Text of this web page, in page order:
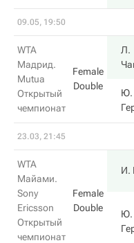
09.05, 19:50
WTA
Мадрид.
Mutua
Открытый
чемпионат
Female
Double
Л.
Ю.
23.03, 21:45
WTA
Майами.
Sony
Ericsson
Открытый
чемпионат
Female
Double
И.
Ю.